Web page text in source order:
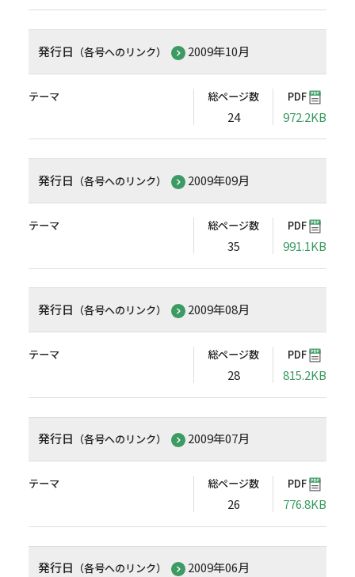
発行日 （各号へのリンク） 2009年10月
テーマ 総ページ数
24
PDF
972.2KB
発行日 （各号へのリンク） 2009年09月
テーマ 総ページ数
35
PDF
991.1KB
発行日 （各号へのリンク） 2009年08月
テーマ 総ページ数
28
PDF
815.2KB
発行日 （各号へのリンク） 2009年07月
テーマ 総ページ数
26
PDF
776.8KB
発行日 （各号へのリンク） 2009年06月